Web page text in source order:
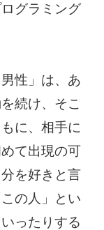
グラミング
性」は、あ
続け、そこ
に、相手に
て出現の可
を好きと言
の人」とい
ったりする